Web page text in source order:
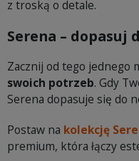
z troską o detale.
Serena – dopasuj
Zacznij od tego jednego
swoich potrzeb. Gdy
Serena dopasuje się do
Postaw na kolekcję
premium, która łączy